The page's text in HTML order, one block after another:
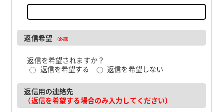
返信希望 （必須）
返信を希望されますか？
返信を希望する
返信を希望しない
返信用の連絡先
（返信を希望する場合のみ入力してください）